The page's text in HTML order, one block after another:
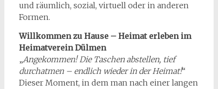
und räumlich, sozial, virtuell oder in anderen
Formen.
Willkommen zu Hause – Heimat erleben im
Heimatverein Dülmen
„Angekommen! Die Taschen abstellen, tief
durchatmen – endlich wieder in der Heimat!“
Dieser Moment, in dem man nach einer langen